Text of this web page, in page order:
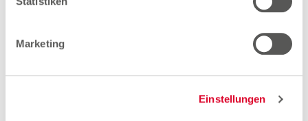
Marketing
Einstellungen
Sa. 09:00 - 17:00 Uhr